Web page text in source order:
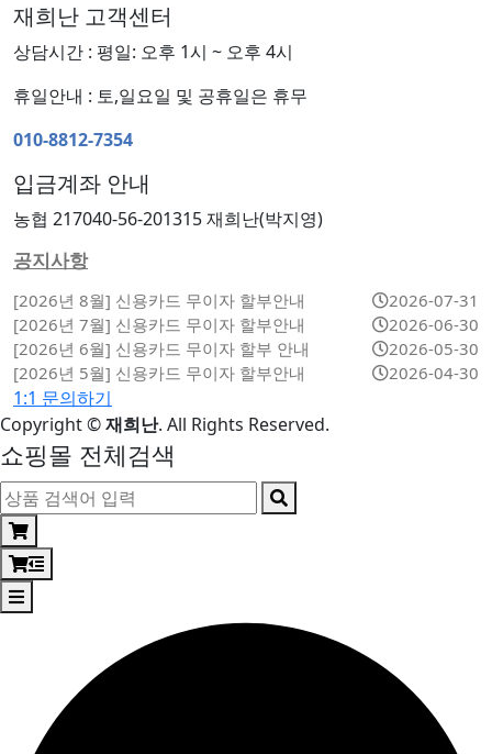
재희난 고객센터
상담시간 : 평일: 오후 1시 ~ 오후 4시
휴일안내 : 토,일요일 및 공휴일은 휴무
010-8812-7354
입금계좌 안내
농협 217040-56-201315 재희난(박지영)
공지사항
[2026년 8월] 신용카드 무이자 할부안내
2026-07-31
[2026년 7월] 신용카드 무이자 할부안내
2026-06-30
[2026년 6월] 신용카드 무이자 할부 안내
2026-05-30
[2026년 5월] 신용카드 무이자 할부안내
2026-04-30
1:1 문의하기
Copyright©재희난. All Rights Reserved.
쇼핑몰 전체검색